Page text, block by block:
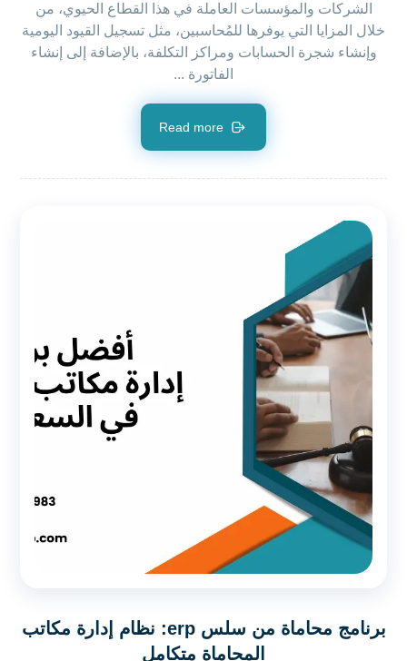
الشركات والمؤسسات العاملة في هذا القطاع الحيوي، من
خلال المزايا التي يوفرها للمُحاسبين، مثل تسجيل القيود اليومية
وإنشاء شجرة الحسابات ومراكز التكلفة، بالإضافة إلى إنشاء
الفاتورة ...
Read more
برنامج محاماة من سلس erp: نظام إدارة مكاتب
المحاماة متكامل